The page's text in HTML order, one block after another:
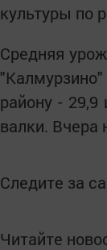
культуры по
Средняя
району -
валки. Вчера
Следите за
Читайте